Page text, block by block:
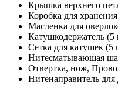
Крышка верхнего
Коробка для
Масленка для
Катушкодержатель (5
Сетка для катушек (5
Нитесматывающая
Отвертка, нож,
Нитенаправитель